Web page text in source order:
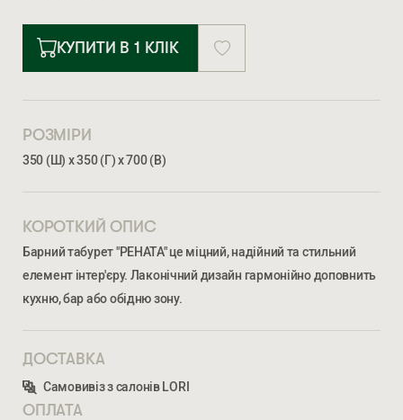
КУПИТИ В 1 КЛІК
РОЗМІРИ
350 (Ш) х 350 (Г) х 700 (В)
КОРОТКИЙ ОПИС
Барний табурет "РЕНАТА" це міцний, надійний та стильний
елемент інтер'єру. Лаконічний дизайн гармонійно доповнить
кухню, бар або обідню зону.
ДОСТАВКА
Самовивіз з салонів LORI
ОПЛАТА
Ми відкриті для співпраці з компаніями, які займаються
облаштуванням житлової та комерційної нерухомості